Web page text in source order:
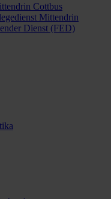
Cottbus
Mittendrin
Dienst (FED)